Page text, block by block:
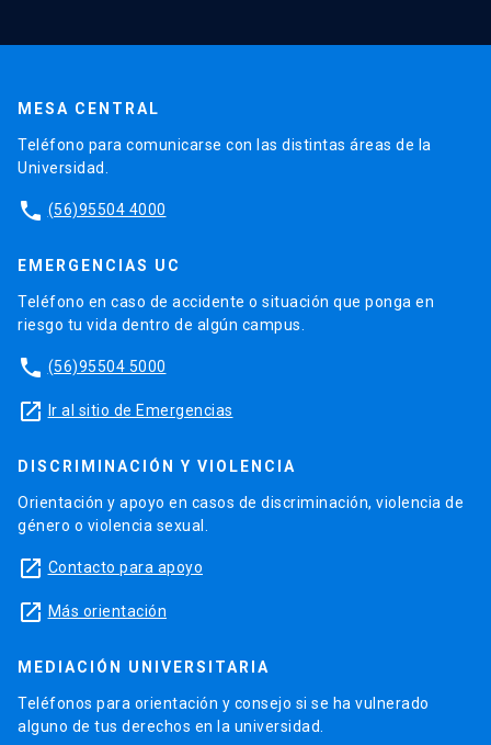
MESA CENTRAL
Teléfono para comunicarse con las distintas áreas de la
Universidad.
phone (56)95504 4000
EMERGENCIAS UC
Teléfono en caso de accidente o situación que ponga en
riesgo tu vida dentro de algún campus.
phone (56)95504 5000
launch Ir al sitio de Emergencias
DISCRIMINACIÓN Y VIOLENCIA
Orientación y apoyo en casos de discriminación, violencia de
género o violencia sexual.
launch Contacto para apoyo
launch Más orientación
MEDIACIÓN UNIVERSITARIA
Teléfonos para orientación y consejo si se ha vulnerado
alguno de tus derechos en la universidad.